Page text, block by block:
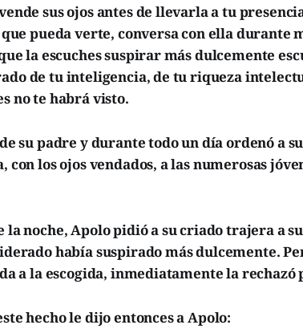
sus ojos antes de llevarla a tu
pueda verte, conversa con ella durante
la escuches suspirar más dulcemente
de tu inteligencia, de tu riqueza
no te habrá visto.
su padre y durante todo un día ordenó a
con los ojos vendados, a las numerosas
la noche, Apolo pidió a su criado trajera a
había suspirado más dulcemente.
a la escogida, inmediatamente la rechazó
hecho le dijo entonces a Apolo: